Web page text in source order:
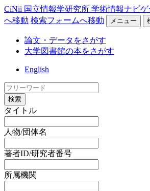
CiNii 国立情報学研究所 学術情報ナビ
へ移動 検索フォームへ移動 メニュー
論文・データをさがす
大学図書館の本をさがす
English
検索
タイトル
人物/団体名
著者ID/研究者番号
所属機関